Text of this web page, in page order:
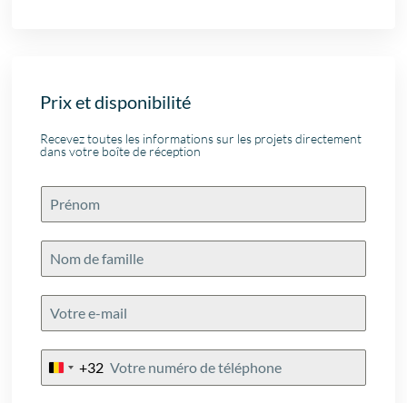
Prix et disponibilité
Recevez toutes les informations sur les projets directement
dans votre boîte de réception
Belgium
+32